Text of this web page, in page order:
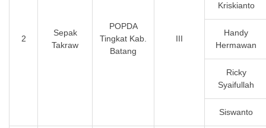
2
Sepak
Takraw
POPDA
Tingkat Kab.
Batang
III
Kriskianto
Handy
Hermawan
Ricky
Syaifullah
Siswanto